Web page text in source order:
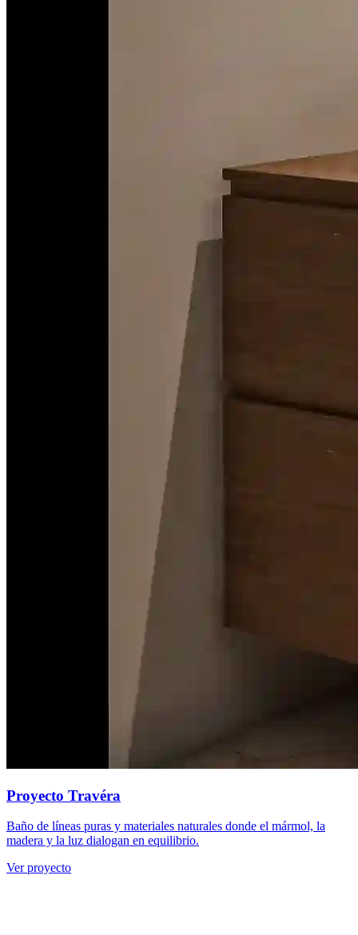
Proyecto Travéra
Baño de líneas puras y materiales naturales donde el mármol, la
madera y la luz dialogan en equilibrio.
Ver proyecto